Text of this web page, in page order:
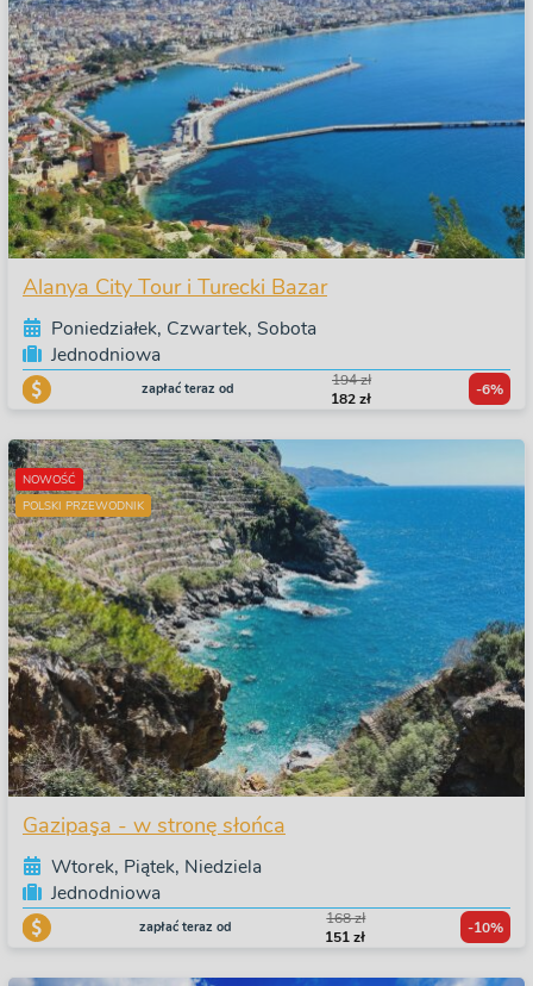
Alanya City Tour i Turecki Bazar
Poniedziałek, Czwartek, Sobota
Jednodniowa
zapłać teraz od
194 zł
182 zł
-6%
NOWOŚĆ
POLSKI PRZEWODNIK
Gazipaşa - w stronę słońca
Wtorek, Piątek, Niedziela
Jednodniowa
zapłać teraz od
168 zł
151 zł
-10%